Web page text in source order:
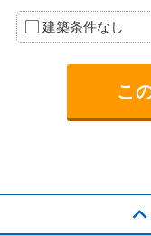
建築条件なし